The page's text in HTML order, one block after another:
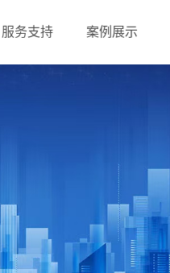
服务支持 案例展示